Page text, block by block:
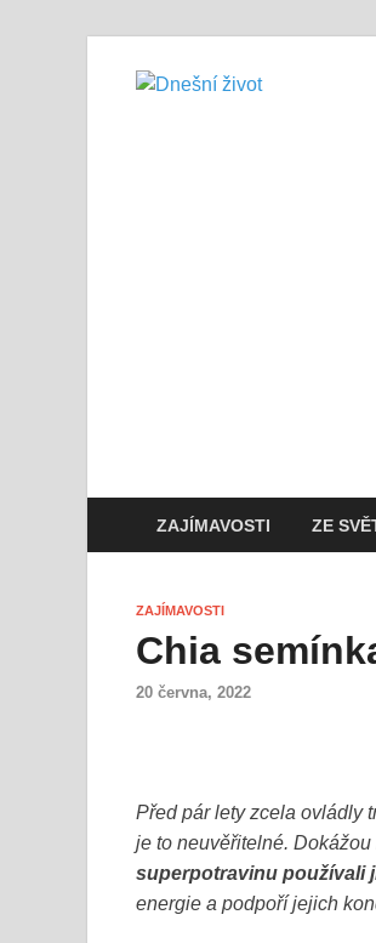
ZAJÍMAVOSTI ZE
ZAJÍMAVOSTI
Chia
20 června, 2022
Před pár lety zcela ovládly
je to neuvěřitelné.
superpotravinu používali
energie a podpoří jejich